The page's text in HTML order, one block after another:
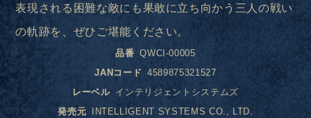
表現される困難な敵にも果敢に立ち向かう三人の戦い
の軌跡を、ぜひご堪能ください。
品番 QWCI-00005
JANコード 4589875321527
レーベルインテリジェントシステムズ
発売元 INTELLIGENT SYSTEMS CO., LTD.